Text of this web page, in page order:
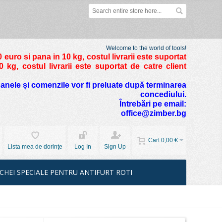
Welcome to the world of tools!
euro si pana in 10 kg, costul livrarii este suportat
kg, costul livrarii este suportat de catre client
și comenzile vor fi preluate după terminarea
concediului.
Întrebări pe email:
office@zimber.bg
Cart 0,00 €
Lista mea de dorinţe
Log In Sign Up
CHEI SPECIALE PENTRU ANTIFURT ROTI